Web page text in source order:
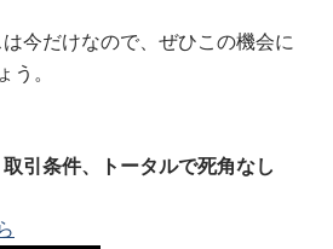
今だけなので、ぜひこの機会に
う。
引条件、トータルで死角なし